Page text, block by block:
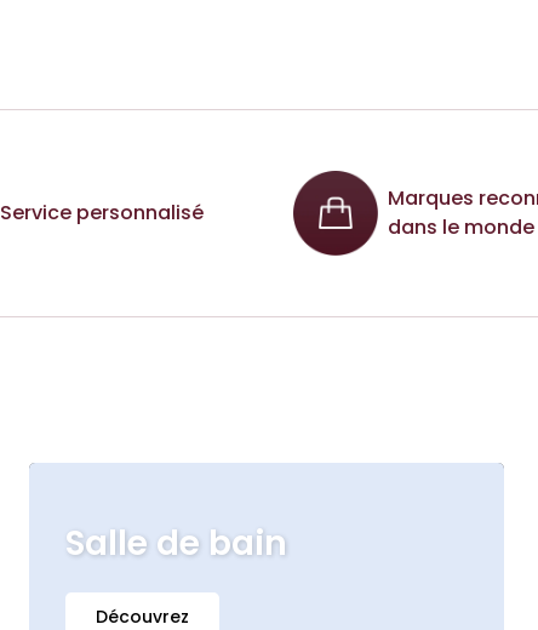
Service personnalisé
Marques
dans le
Salle de bain
Découvrez